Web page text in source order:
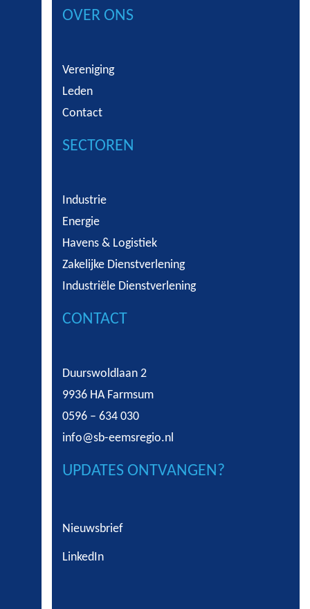
OVER ONS
Vereniging
Leden
Contact
SECTOREN
Industrie
Energie
Havens & Logistiek
Zakelijke Dienstverlening
Industriële Dienstverlening
CONTACT
Duurswoldlaan 2
9936 HA Farmsum
0596 – 634 030
info@sb-eemsregio.nl
UPDATES ONTVANGEN?
Nieuwsbrief
LinkedIn